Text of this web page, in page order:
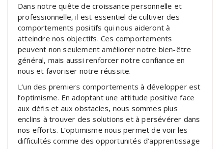
Dans notre quête de croissance personnelle et
professionnelle, il est essentiel de cultiver des
comportements positifs qui nous aideront à
atteindre nos objectifs. Ces comportements
peuvent non seulement améliorer notre bien-être
général, mais aussi renforcer notre confiance en
nous et favoriser notre réussite.
L’un des premiers comportements à développer est
l’optimisme. En adoptant une attitude positive face
aux défis et aux obstacles, nous sommes plus
enclins à trouver des solutions et à persévérer dans
nos efforts. L’optimisme nous permet de voir les
difficultés comme des opportunités d’apprentissage